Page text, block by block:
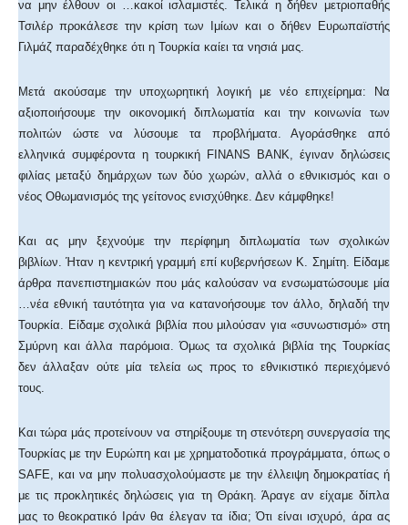
να μην έλθουν οι …κακοί ισλαμιστές. Τελικά η δήθεν μετριοπαθής
Τσιλέρ προκάλεσε την κρίση των Ιμίων και ο δήθεν Ευρωπαϊστής
Γιλμάζ παραδέχθηκε ότι η Τουρκία καίει τα νησιά μας.
Μετά ακούσαμε την υποχωρητική λογική με νέο επιχείρημα: Να
αξιοποιήσουμε την οικονομική διπλωματία και την κοινωνία των
πολιτών ώστε να λύσουμε τα προβλήματα. Αγοράσθηκε από
ελληνικά συμφέροντα η τουρκική FINANS BANK, έγιναν δηλώσεις
φιλίας μεταξύ δημάρχων των δύο χωρών, αλλά ο εθνικισμός και ο
νέος Οθωμανισμός της γείτονος ενισχύθηκε. Δεν κάμφθηκε!
Και ας μην ξεχνούμε την περίφημη διπλωματία των σχολικών
βιβλίων. Ήταν η κεντρική γραμμή επί κυβερνήσεων Κ. Σημίτη. Είδαμε
άρθρα πανεπιστημιακών που μάς καλούσαν να ενσωματώσουμε μία
…νέα εθνική ταυτότητα για να κατανοήσουμε τον άλλο, δηλαδή την
Τουρκία. Είδαμε σχολικά βιβλία που μιλούσαν για «συνωστισμό» στη
Σμύρνη και άλλα παρόμοια. Όμως τα σχολικά βιβλία της Τουρκίας
δεν άλλαξαν ούτε μία τελεία ως προς το εθνικιστικό περιεχόμενό
τους.
Και τώρα μάς προτείνουν να στηρίξουμε τη στενότερη συνεργασία της
Τουρκίας με την Ευρώπη και με χρηματοδοτικά προγράμματα, όπως ο
SAFΕ, και να μην πολυασχολούμαστε με την έλλειψη δημοκρατίας ή
με τις προκλητικές δηλώσεις για τη Θράκη. Άραγε αν είχαμε δίπλα
μας το θεοκρατικό Ιράν θα έλεγαν τα ίδια; Ότι είναι ισχυρό, άρα ας